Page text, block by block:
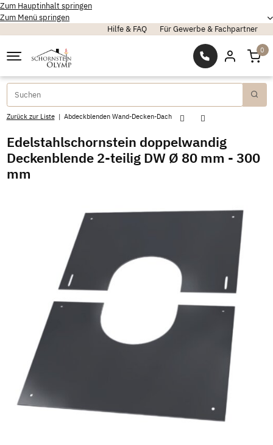
Zum Hauptinhalt springen
Zum Menü springen
Hilfe & FAQ Für Gewerbe & Fachpartner
0
Zurück zur Liste Abdeckblenden Wand-Decken-Dach
Edelstahlschornstein doppelwandig
Deckenblende 2-teilig DW Ø 80 mm - 300
mm